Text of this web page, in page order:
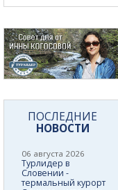
ПОСЛЕДНИЕ
НОВОСТИ
06 августа 2026
Турлидер в
Словении -
термальный курорт